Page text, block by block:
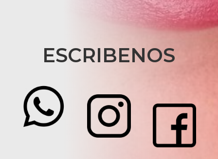
ESCRIBENOS